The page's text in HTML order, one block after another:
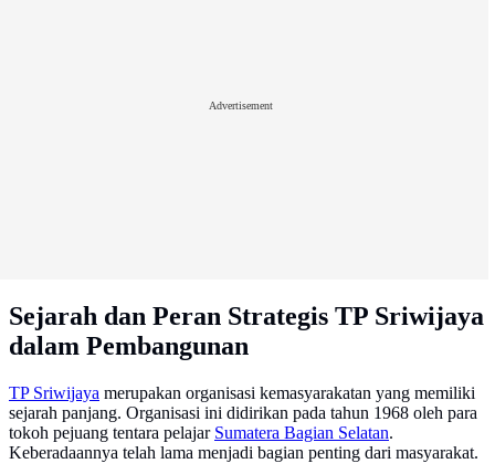
Advertisement
Sejarah dan Peran Strategis TP Sriwijaya
dalam Pembangunan
TP Sriwijaya merupakan organisasi kemasyarakatan yang memiliki
sejarah panjang. Organisasi ini didirikan pada tahun 1968 oleh para
tokoh pejuang tentara pelajar Sumatera Bagian Selatan.
Keberadaannya telah lama menjadi bagian penting dari masyarakat.